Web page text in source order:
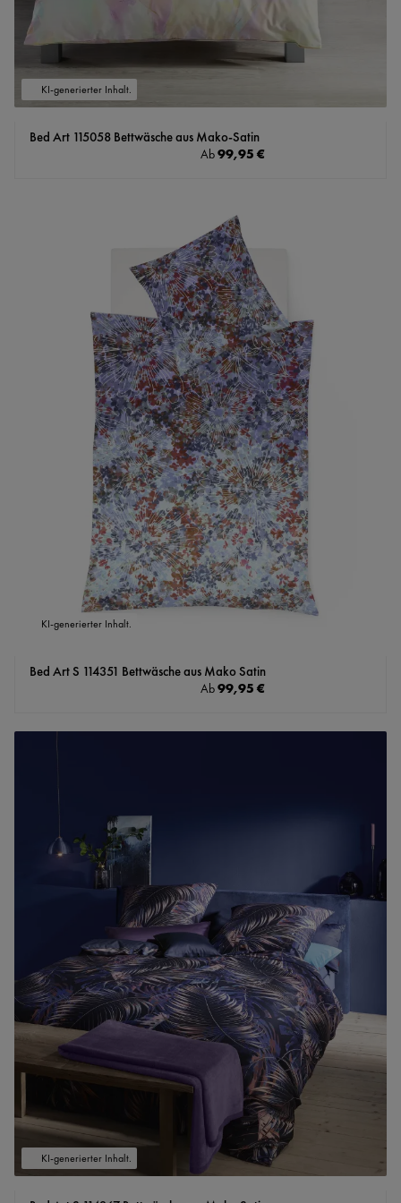
KI-generierter Inhalt.
Bed Art 115058 Bettwäsche aus Mako-Satin
Regulärer Preis:
Ab99,95 €
KI-generierter Inhalt.
Bed Art S 114351 Bettwäsche aus Mako Satin
Regulärer Preis:
Ab99,95 €
KI-generierter Inhalt.